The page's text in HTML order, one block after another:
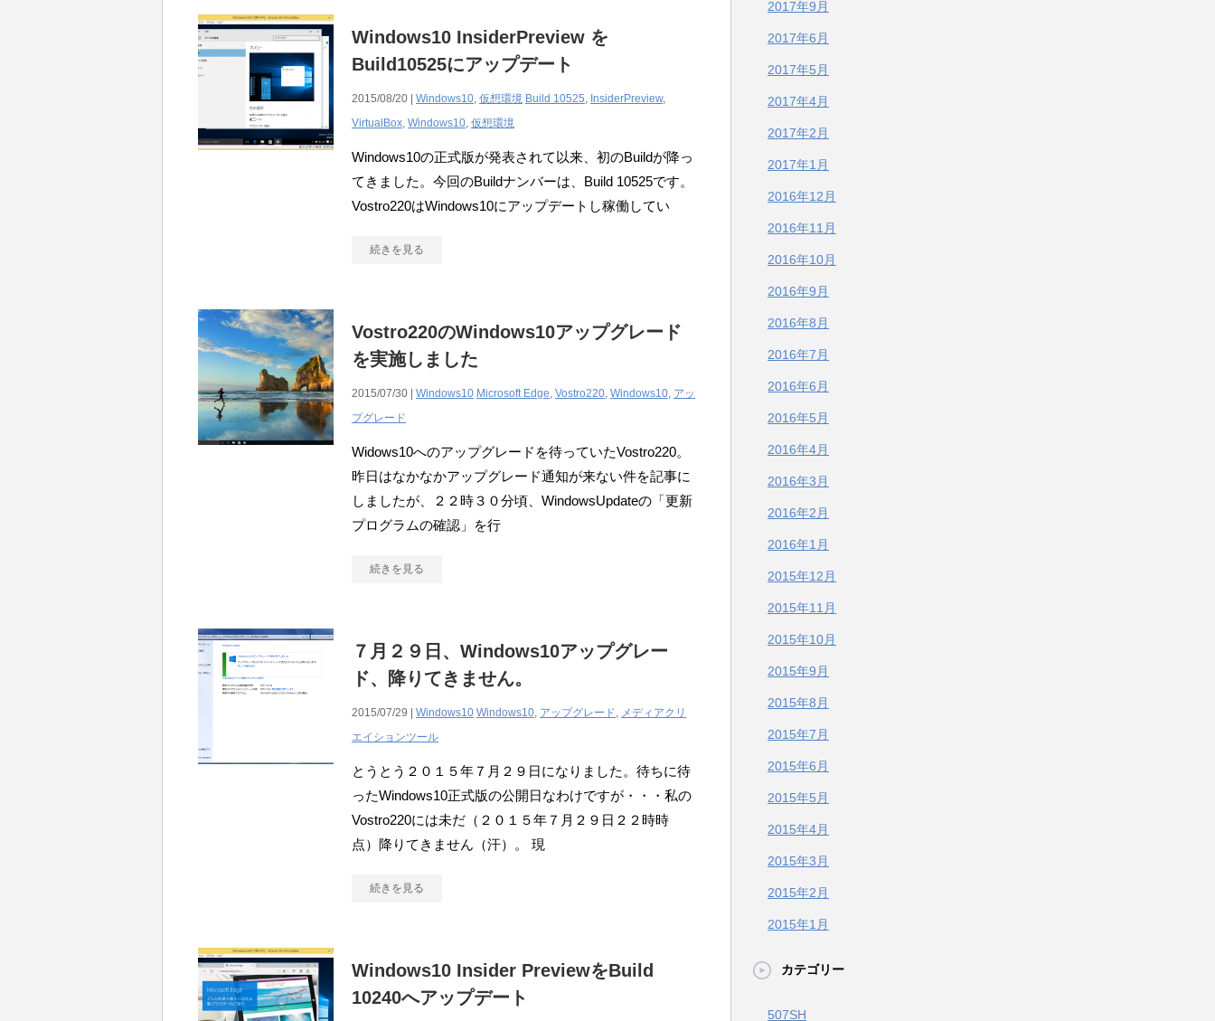
Windows10 InsiderPreview を
Build10525にアップデート
2015/08/20 | Windows10, 仮想環境 Build 10525, InsiderPreview,
VirtualBox, Windows10, 仮想環境
Windows10の正式版が発表されて以来、初のBuildが降っ
てきました。今回のBuildナンバーは、Build 10525です。
Vostro220はWindows10にアップデートし稼働してい
続きを見る
Vostro220のWindows10アップグレード
を実施しました
2015/07/30 | Windows10 Microsoft Edge, Vostro220, Windows10, アッ
プグレード
Widows10へのアップグレードを待っていたVostro220。
昨日はなかなかアップグレード通知が来ない件を記事に
しましたが、２２時３０分頃、WindowsUpdateの「更新
プログラムの確認」を行
続きを見る
７月２９日、Windows10アップグレー
ド、降りてきません。
2015/07/29 | Windows10 Windows10, アップグレード, メディアクリ
エイションツール
とうとう２０１５年７月２９日になりました。待ちに待
ったWindows10正式版の公開日なわけですが・・・私の
Vostro220には未だ（２０１５年７月２９日２２時時
点）降りてきません（汗）。 現
続きを見る
Windows10 Insider PreviewをBuild
10240へアップデート
2017年9月
2017年6月
2017年5月
2017年4月
2017年2月
2017年1月
2016年12月
2016年11月
2016年10月
2016年9月
2016年8月
2016年7月
2016年6月
2016年5月
2016年4月
2016年3月
2016年2月
2016年1月
2015年12月
2015年11月
2015年10月
2015年9月
2015年8月
2015年7月
2015年6月
2015年5月
2015年4月
2015年3月
2015年2月
2015年1月
カテゴリー
507SH